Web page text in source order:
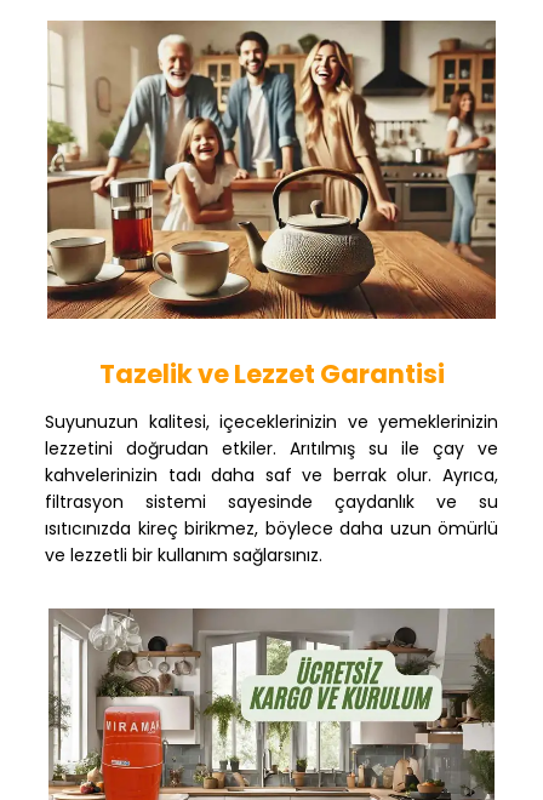
Tazelik ve Lezzet Garantisi
Suyunuzun kalitesi, içeceklerinizin ve yemeklerinizin
lezzetini doğrudan etkiler. Arıtılmış su ile çay ve
kahvelerinizin tadı daha saf ve berrak olur. Ayrıca,
filtrasyon sistemi sayesinde çaydanlık ve su
ısıtıcınızda kireç birikmez, böylece daha uzun ömürlü
ve lezzetli bir kullanım sağlarsınız.